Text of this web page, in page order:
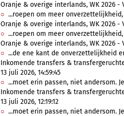
Oranje & overige interlands, WK 2026 -
...roepen om meer onverzettelijkheid,
Oranje & overige interlands, WK 2026 -
...roepen om meer onverzettelijkheid,
Oranje & overige interlands, WK 2026 -
...de ene kant de onverzettelijkheid
Inkomende transfers &
13 juli 2026, 14:59:45
...moet erin passen, niet andersom. Je
Inkomende transfers &
13 juli 2026, 12:19:12
...moet erin passen, niet andersom. Je